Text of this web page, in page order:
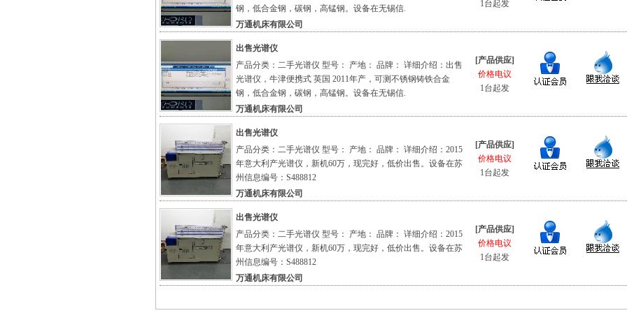
钢，低合金钢，碳钢，高锰钢。设备在无锡信.
万通机床有限公司
1台起发
出售光谱仪
产品分类：二手光谱仪 型号： 产地： 品牌： 详细介绍：出售
光谱仪，牛津便携式 英国 2011年产，可测不锈钢铸铁合金
钢，低合金钢，碳钢，高锰钢。设备在无锡信.
万通机床有限公司
[产品供应]
价格电议
1台起发
出售光谱仪
产品分类：二手光谱仪 型号： 产地： 品牌： 详细介绍：2015
年意大利产光谱仪，新机60万，现完好，低价出售。设备在苏
州信息编号：S488812
万通机床有限公司
[产品供应]
价格电议
1台起发
出售光谱仪
产品分类：二手光谱仪 型号： 产地： 品牌： 详细介绍：2015
年意大利产光谱仪，新机60万，现完好，低价出售。设备在苏
州信息编号：S488812
万通机床有限公司
[产品供应]
价格电议
1台起发